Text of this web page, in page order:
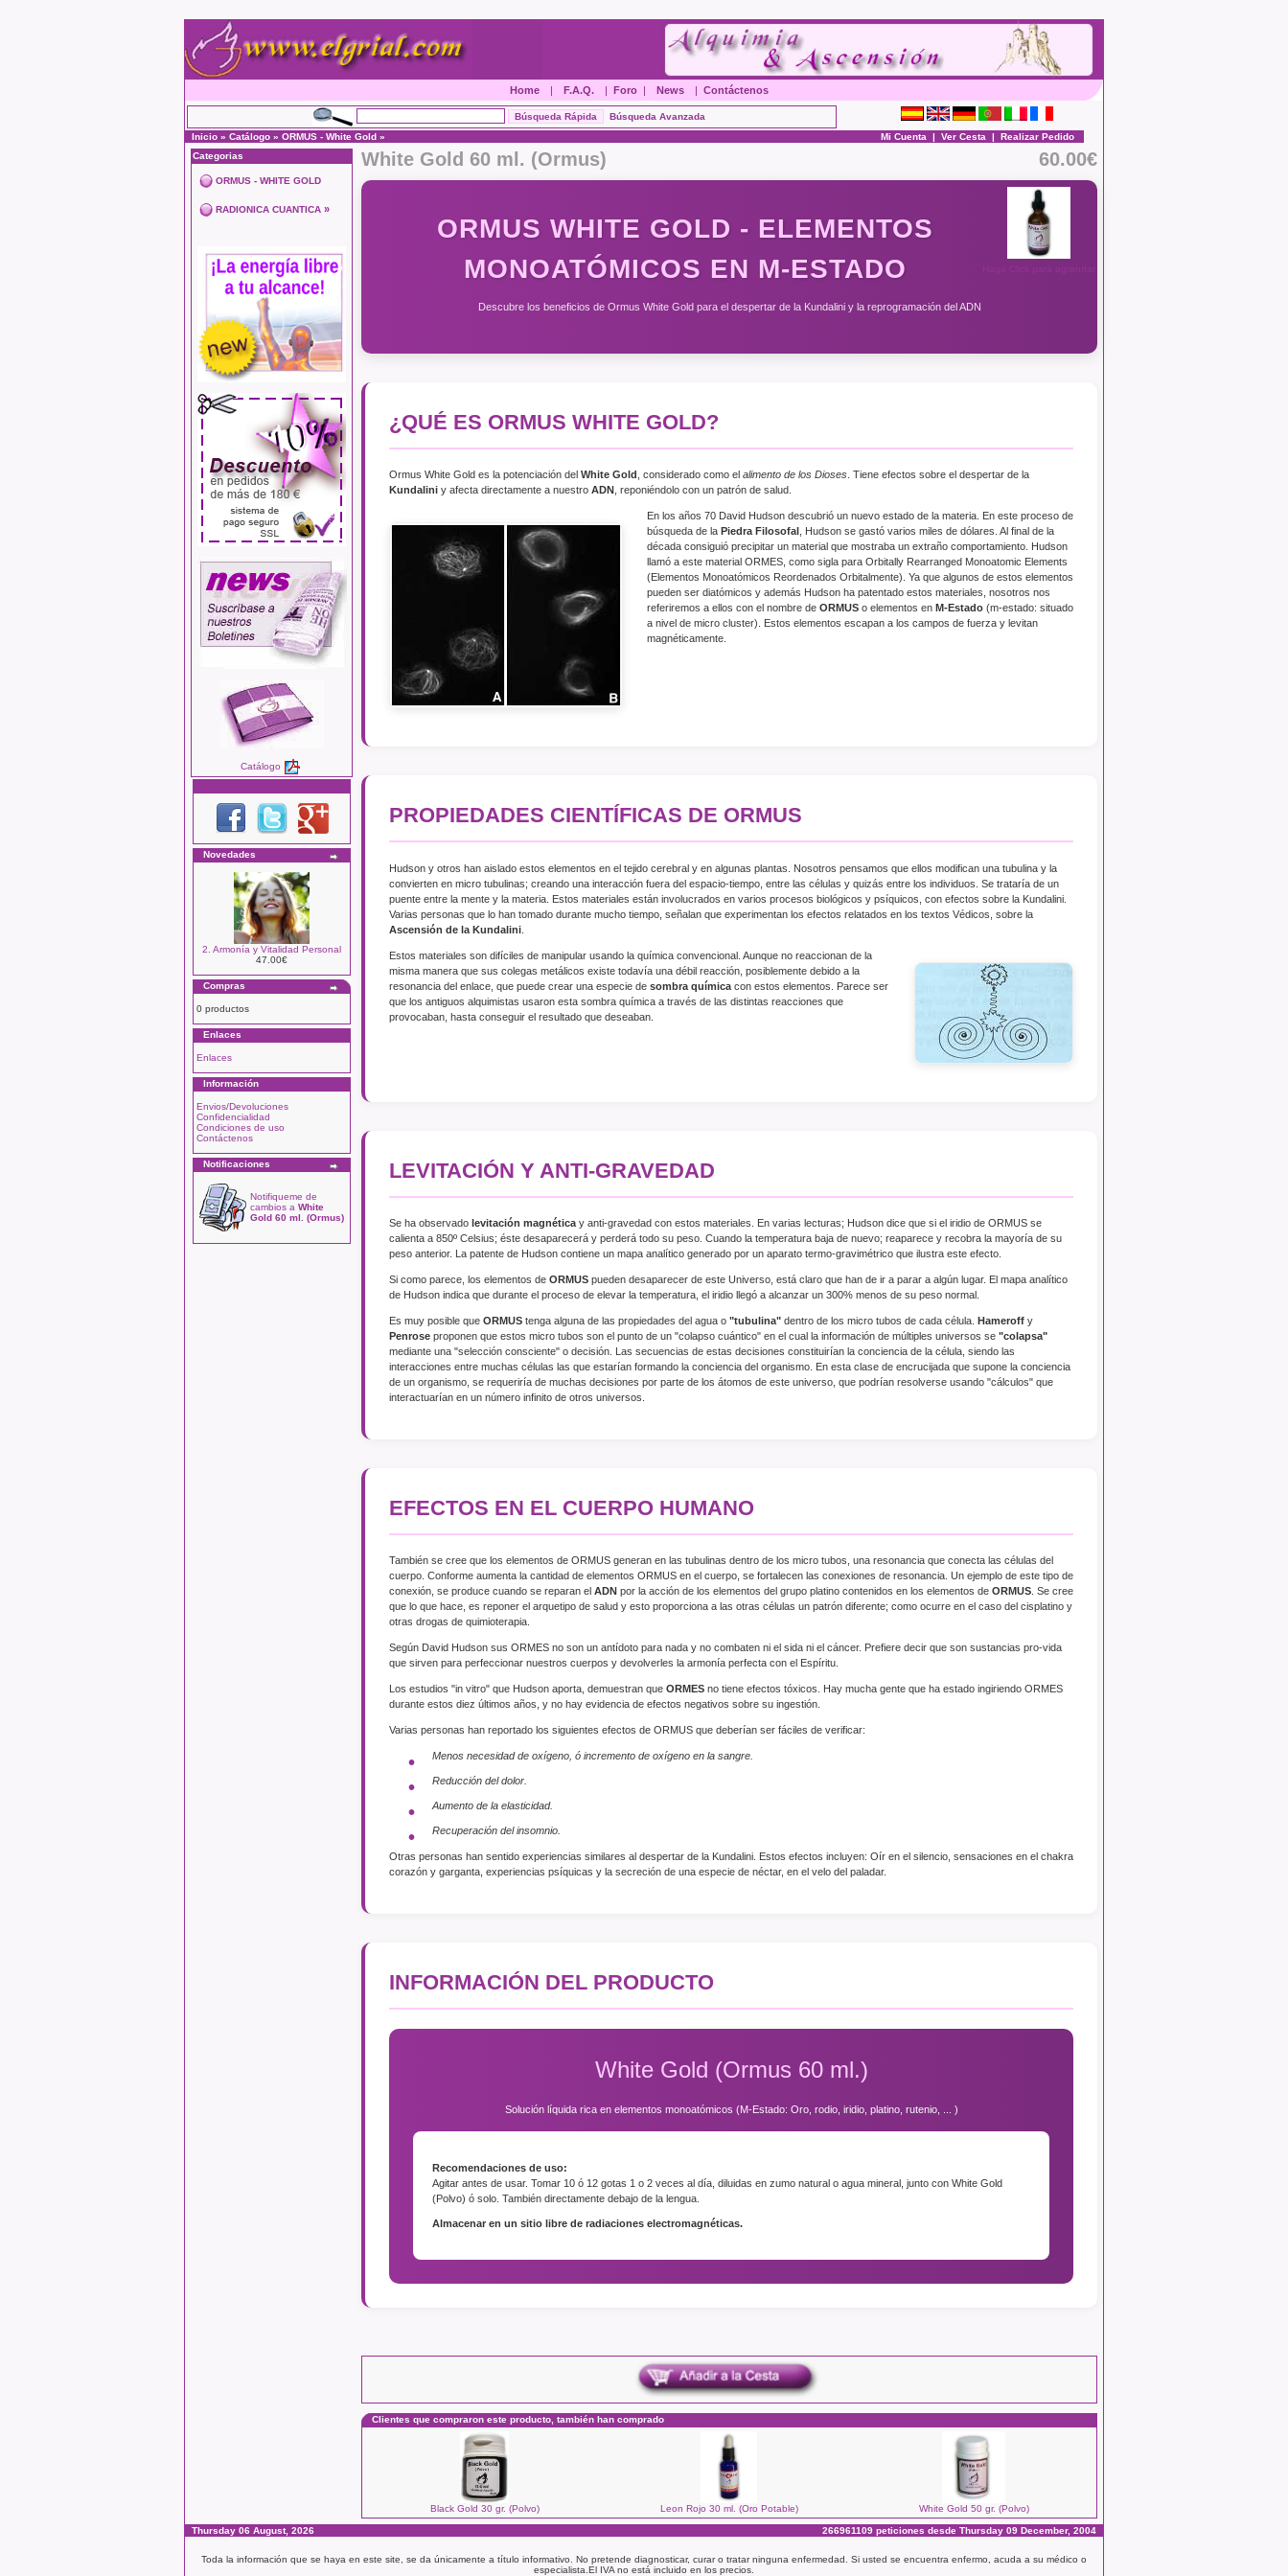
Home | F.A.Q. | Foro| News | Contáctenos
Búsqueda Avanzada
Inicio » Catálogo » ORMUS - White Gold » Mi Cuenta | Ver Cesta | Realizar Pedido
Categorias
ORMUS - WHITE GOLD
RADIONICA CUANTICA »
Catálogo
Novedades
2. Armonía y Vitalidad Personal
47.00€
Compras
0 productos
Enlaces
Enlaces
Información
Envios/Devoluciones
Confidencialidad
Condiciones de uso
Contáctenos
Notificaciones
Notifiqueme de
cambios a White
Gold 60 ml. (Ormus)
White Gold 60 ml. (Ormus) 60.00€
Haga Click para agrandar
ORMUS WHITE GOLD - ELEMENTOS
MONOATÓMICOS EN M-ESTADO
Descubre los beneficios de Ormus White Gold para el despertar de la Kundalini y la reprogramación del ADN
¿QUÉ ES ORMUS WHITE GOLD?
Ormus White Gold es la potenciación del White Gold , considerado como el alimento de los Dioses . Tiene efectos sobre el despertar de la
Kundalini y afecta directamente a nuestro ADN , reponiéndolo con un patrón de salud.
En los años 70 David Hudson descubrió un nuevo estado de la materia. En este proceso de
búsqueda de la Piedra Filosofal
, Hudson se gastó varios miles de dólares. Al final de la
década consiguió precipitar un material que mostraba un extraño comportamiento. Hudson
llamó a este material ORMES, como sigla para Orbitally Rearranged Monoatomic Elements
(Elementos Monoatómicos Reordenados Orbitalmente). Ya que algunos de estos elementos
pueden ser diatómicos y además Hudson ha patentado estos materiales, nosotros nos
referiremos a ellos con el nombre de ORMUS o elementos en M-Estado (m-estado: situado
a nivel de micro cluster). Estos elementos escapan a los campos de fuerza y levitan
magnéticamente.
PROPIEDADES CIENTÍFICAS DE ORMUS
Hudson y otros han aislado estos elementos en el tejido cerebral y en algunas plantas. Nosotros pensamos que ellos modifican una tubulina y la
convierten en micro tubulinas; creando una interacción fuera del espacio-tiempo, entre las células y quizás entre los individuos. Se trataría de un
puente entre la mente y la materia. Estos materiales están involucrados en varios procesos biológicos y psíquicos, con efectos sobre la Kundalini.
Varias personas que lo han tomado durante mucho tiempo, señalan que experimentan los efectos relatados en los textos Védicos, sobre la
Ascensión de la Kundalini
Estos materiales son difíciles de manipular usando la química convencional. Aunque no reaccionan de la
misma manera que sus colegas metálicos existe todavía una débil reacción, posiblemente debido a la
resonancia del enlace, que puede crear una especie de sombra química con estos elementos. Parece ser
que los antiguos alquimistas usaron esta sombra química a través de las distintas reacciones que
provocaban, hasta conseguir el resultado que deseaban.
LEVITACIÓN Y ANTI-GRAVEDAD
Se ha observado levitación magnética y anti-gravedad con estos materiales. En varias lecturas; Hudson dice que si el iridio de ORMUS se
calienta a 850º Celsius; éste desaparecerá y perderá todo su peso. Cuando la temperatura baja de nuevo; reaparece y recobra la mayoría de su
peso anterior. La patente de Hudson contiene un mapa analítico generado por un aparato termo-gravimétrico que ilustra este efecto.
Si como parece, los elementos de ORMUS pueden desaparecer de este Universo, está claro que han de ir a parar a algún lugar. El mapa analítico
de Hudson indica que durante el proceso de elevar la temperatura, el iridio llegó a alcanzar un 300% menos de su peso normal.
Es muy posible que ORMUS tenga alguna de las propiedades del agua o "tubulina" dentro de los micro tubos de cada célula. Hameroff y
Penrose proponen que estos micro tubos son el punto de un "colapso cuántico" en el cual la información de múltiples universos se "colapsa"
mediante una "selección consciente" o decisión. Las secuencias de estas decisiones constituirían la conciencia de la célula, siendo las
interacciones entre muchas células las que estarían formando la conciencia del organismo. En esta clase de encrucijada que supone la conciencia
de un organismo, se requeriría de muchas decisiones por parte de los átomos de este universo, que podrían resolverse usando "cálculos" que
interactuarían en un número infinito de otros universos.
EFECTOS EN EL CUERPO HUMANO
También se cree que los elementos de ORMUS generan en las tubulinas dentro de los micro tubos, una resonancia que conecta las células del
cuerpo. Conforme aumenta la cantidad de elementos ORMUS en el cuerpo, se fortalecen las conexiones de resonancia. Un ejemplo de este tipo de
conexión, se produce cuando se reparan el ADN por la acción de los elementos del grupo platino contenidos en los elementos de ORMUS . Se cree
que lo que hace, es reponer el arquetipo de salud y esto proporciona a las otras células un patrón diferente; como ocurre en el caso del cisplatino y
otras drogas de quimioterapia.
Según David Hudson sus ORMES no son un antídoto para nada y no combaten ni el sida ni el cáncer. Prefiere decir que son sustancias pro-vida
que sirven para perfeccionar nuestros cuerpos y devolverles la armonía perfecta con el Espíritu.
Los estudios "in vitro" que Hudson aporta, demuestran que ORMES no tiene efectos tóxicos. Hay mucha gente que ha estado ingiriendo ORMES
durante estos diez últimos años, y no hay evidencia de efectos negativos sobre su ingestión.
Varias personas han reportado los siguientes efectos de ORMUS que deberían ser fáciles de verificar:
Menos necesidad de oxígeno, ó incremento de oxígeno en la sangre.
Reducción del dolor.
Aumento de la elasticidad.
Recuperación del insomnio.
Otras personas han sentido experiencias similares al despertar de la Kundalini. Estos efectos incluyen: Oír en el silencio, sensaciones en el chakra
corazón y garganta, experiencias psíquicas y la secreción de una especie de néctar, en el velo del paladar.
INFORMACIÓN DEL PRODUCTO
White Gold (Ormus 60 ml.)
Solución líquida rica en elementos monoatómicos (M-Estado: Oro, rodio, iridio, platino, rutenio, ... )
Recomendaciones de uso:
Agitar antes de usar. Tomar 10 ó 12 gotas 1 o 2 veces al día, diluidas en zumo natural o agua mineral, junto con White Gold
(Polvo) ó solo. También directamente debajo de la lengua.
Almacenar en un sitio libre de radiaciones electromagnéticas.
Clientes que compraron este producto, también han comprado
Black Gold 30 gr. (Polvo) Leon Rojo 30 ml. (Oro Potable) White Gold 50 gr. (Polvo)
Thursday 06 August, 2026 266961109 peticiones desde Thursday 09 December, 2004
Toda la información que se haya en este site, se da únicamente a título informativo. No pretende diagnosticar, curar o tratar ninguna enfermedad. Si usted se encuentra enfermo, acuda a su médico o
especialista.El IVA no está incluido en los precios.